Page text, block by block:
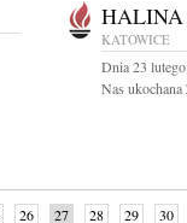
HALINA
KATOWICE
Dnia 23
Nas
26 27 28 29 30